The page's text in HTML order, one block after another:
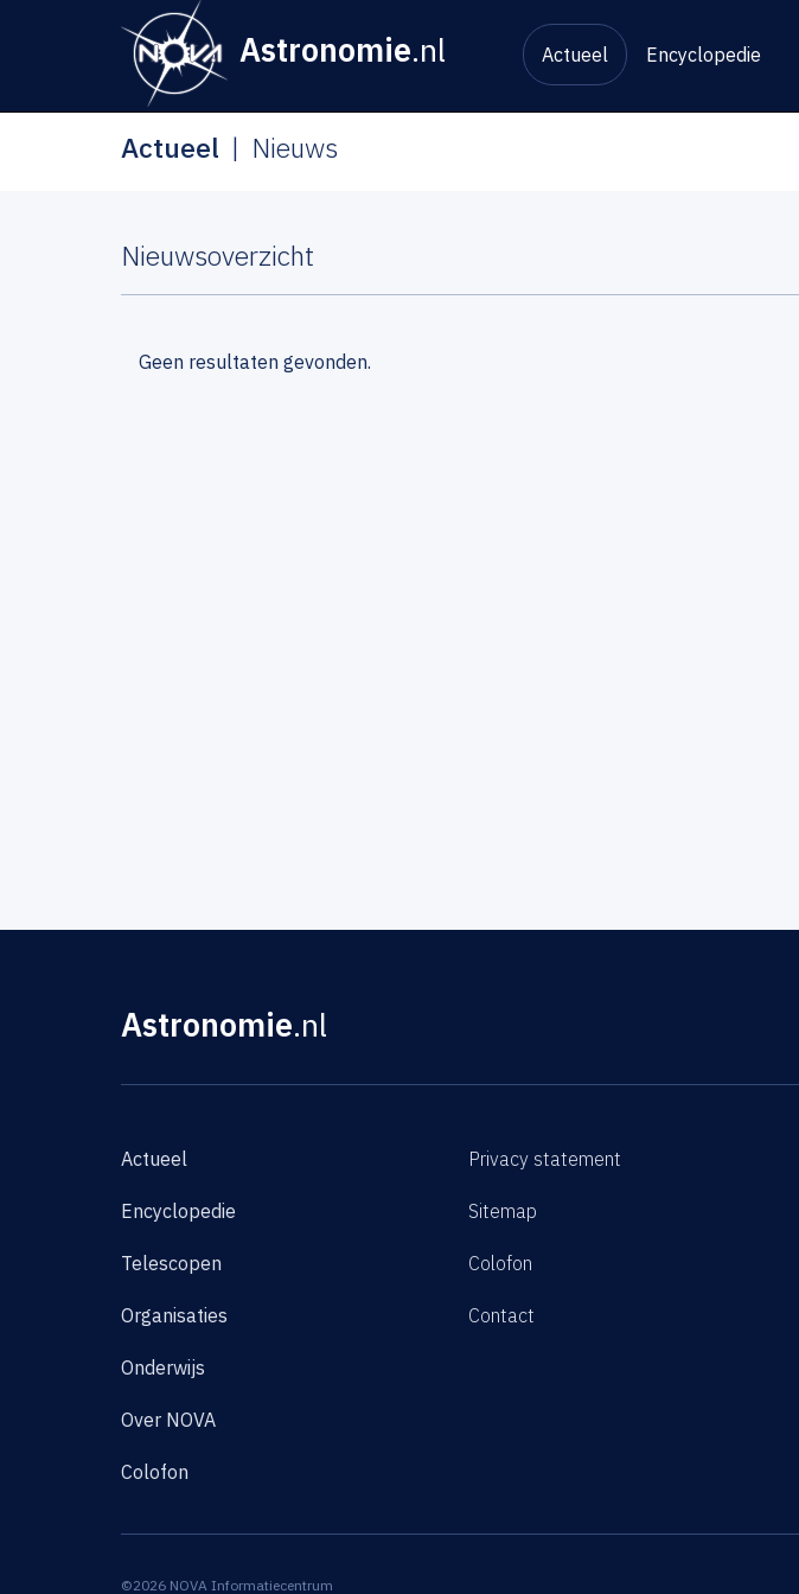
Astronomie.nl Actueel Encyclopedie
Actueel Nieuws
Nieuwsoverzicht
Geen resultaten gevonden.
Astronomie.nl
Actueel
Encyclopedie
Telescopen
Organisaties
Onderwijs
Over NOVA
Colofon
Privacy statement
Sitemap
Colofon
Contact
©2026 NOVA Informatiecentrum